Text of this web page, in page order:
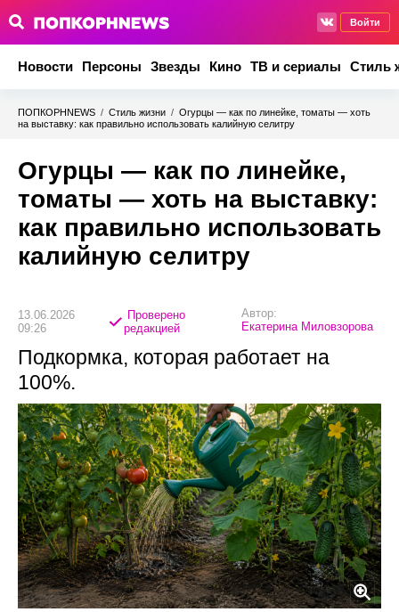
Войти
Новости Персоны Звезды Кино ТВ и сериалы Стиль
ПОПКОРНNEWS / Стиль жизни / Огурцы — как по линейке, томаты — хоть
на выставку: как правильно использовать калийную селитру
Огурцы — как по линейке,
томаты — хоть на выставку:
как правильно использовать
калийную селитру
13.06.2026
09:26
Проверено
редакцией
Автор:
Екатерина Миловзорова
Подкормка, которая работает на
100%.